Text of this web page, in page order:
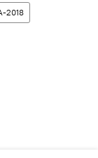
2018